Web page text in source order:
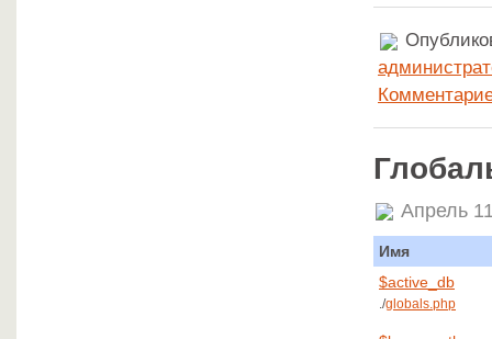
Апрель
Имя
$active_db
./globals.php